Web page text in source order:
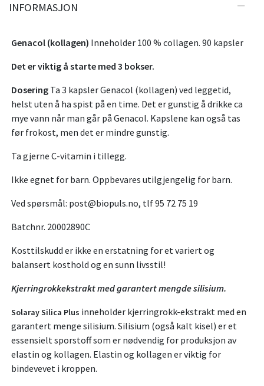
INFORMASJON
Genacol (kollagen) Inneholder 100 % collagen. 90 kapsler
Det er viktig å starte med 3 bokser.
Dosering Ta 3 kapsler Genacol (kollagen) ved leggetid,
helst uten å ha spist på en time. Det er gunstig å drikke ca
mye vann når man går på Genacol. Kapslene kan også tas
før frokost, men det er mindre gunstig.
Ta gjerne C-vitamin i tillegg.
Ikke egnet for barn. Oppbevares utilgjengelig for barn.
Ved spørsmål: post@biopuls.no, tlf 95 72 75 19
Batchnr. 20002890C
Kosttilskudd er ikke en erstatning for et variert og
balansert kosthold og en sunn livsstil!
Kjerringrokkekstrakt med garantert mengde silisium.
Solaray Silica Plus inneholder kjerringrokk-ekstrakt med en
garantert menge silisium. Silisium (også kalt kisel) er et
essensielt sporstoff som er nødvendig for produksjon av
elastin og kollagen. Elastin og kollagen er viktig for
bindevevet i kroppen.